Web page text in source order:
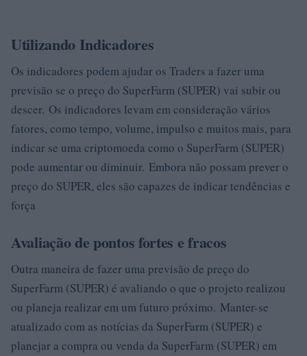
Utilizando Indicadores
Os indicadores podem ajudar os Traders a fazer uma
previsão se o preço do SuperFarm (SUPER) vai subir ou
descer. Os indicadores levam em consideração vários
fatores, como tempo, volume, impulso e muitos mais, para
indicar se uma criptomoeda como o SuperFarm (SUPER)
pode aumentar ou diminuir. Embora não possam prever o
preço do SUPER, eles são capazes de indicar tendências e
força
Avaliação de pontos fortes e fracos
Outra maneira de fazer uma previsão de preço do
SuperFarm (SUPER) é avaliando o que o projeto realizou
ou planeja realizar em um futuro próximo. Manter-se
atualizado com as notícias da SuperFarm (SUPER) e
planejar a compra ou venda da SuperFarm (SUPER) em